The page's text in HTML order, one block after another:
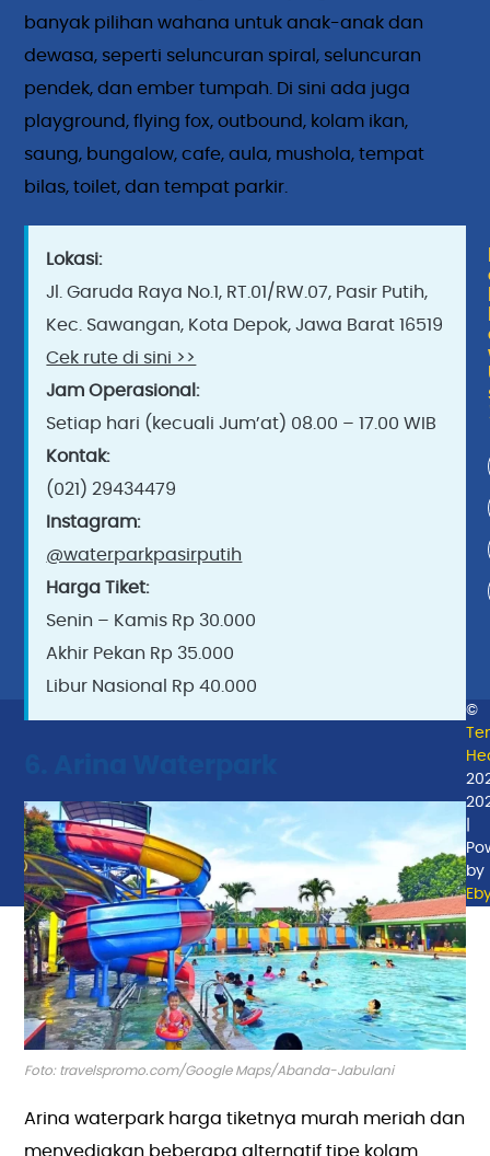
banyak pilihan wahana untuk anak-anak dan
dewasa, seperti seluncuran spiral, seluncuran
pendek, dan ember tumpah. Di sini ada juga
playground, flying fox, outbound, kolam ikan,
saung, bungalow, cafe, aula, mushola, tempat
bilas, toilet, dan tempat parkir.
Lokasi:
Jl. Garuda Raya No.1, RT.01/RW.07, Pasir Putih,
Kec. Sawangan, Kota Depok, Jawa Barat 16519
Cek rute di sini >>
Jam Operasional:
Setiap hari (kecuali Jum’at) 08.00 – 17.00 WIB
Kontak:
(021) 29434479
Instagram:
@waterparkpasirputih
Harga Tiket:
Senin – Kamis Rp 30.000
Akhir Pekan Rp 35.000
Libur Nasional Rp 40.000
Foto: travelspromo.com/Google Maps/Abanda-Jabulani
Arina waterpark harga tiketnya murah meriah dan
menyediakan beberapa alternatif tipe kolam
©
by